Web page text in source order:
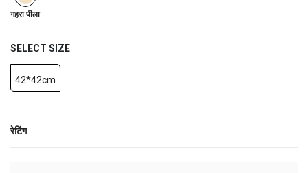
गहरा पीला
SELECT SIZE
42*42cm
रेटिंग